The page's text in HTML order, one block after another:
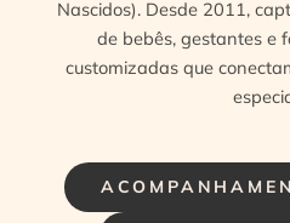
Nascidos). Desde 2011,
de bebês, gestantes e
customizadas que